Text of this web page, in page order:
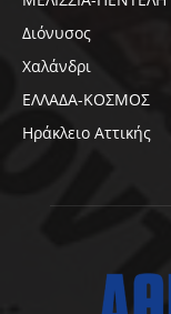
Διόνυσος
Χαλάνδρι
ΕΛΛΑΔΑ-ΚΟΣΜΟΣ
Ηράκλειο Αττικής